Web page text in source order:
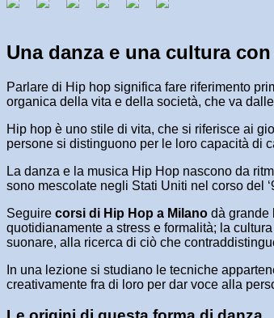
Una danza e una cultura
Parlare di Hip hop significa fare riferimento
organica della vita e della società, che va
Hip hop è uno stile di vita, che si riferisce ai
persone si distinguono per le loro capacità di
La danza e la musica Hip Hop nascono da
sono mescolate negli Stati Uniti nel corso del
Seguire corsi di Hip Hop a Milano dà grande
quotidianamente a stress e formalità; la
suonare, alla ricerca di ciò che
In una lezione si studiano le tecniche
creativamente fra di loro per dar voce alla